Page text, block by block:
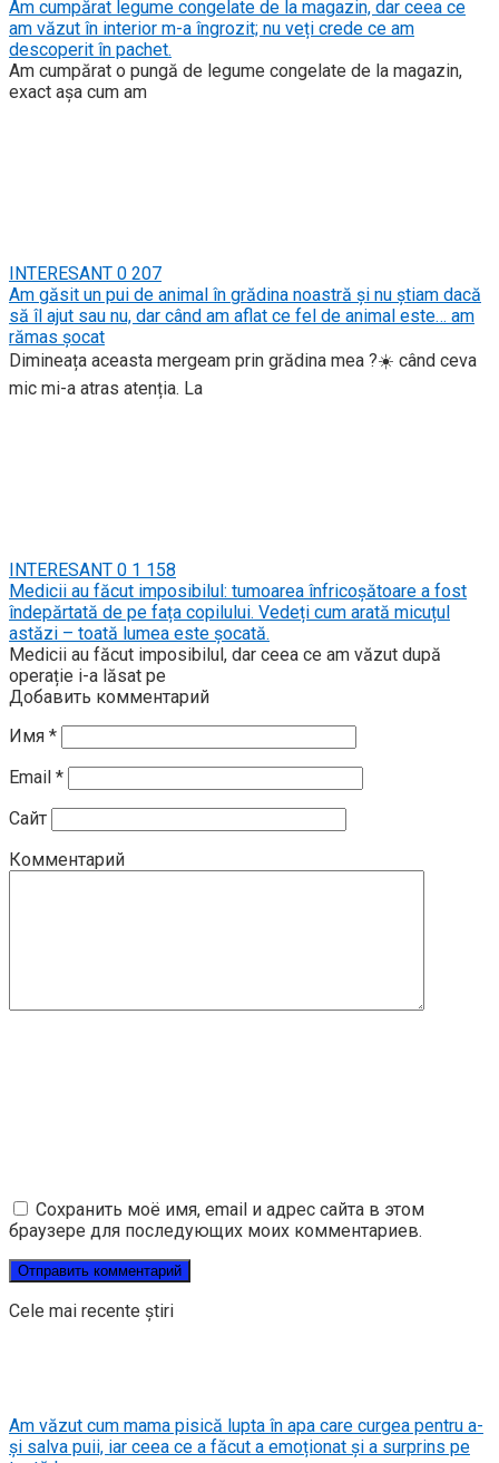
Am cumpărat legume congelate de la magazin, dar ceea ce
am văzut în interior m-a îngrozit; nu veți crede ce am
descoperit în pachet.
Am cumpărat o pungă de legume congelate de la magazin,
exact așa cum am
INTERESANT 0 207
Am găsit un pui de animal în grădina noastră și nu știam dacă
să îl ajut sau nu, dar când am aflat ce fel de animal este… am
rămas șocat
Dimineața aceasta mergeam prin grădina mea ?☀️ când ceva
mic mi-a atras atenția. La
INTERESANT 0 1 158
Medicii au făcut imposibilul: tumoarea înfricoșătoare a fost
îndepărtată de pe fața copilului. Vedeți cum arată micuțul
astăzi – toată lumea este șocată.
Medicii au făcut imposibilul, dar ceea ce am văzut după
operație i-a lăsat pe
Добавить комментарий
Имя *
Email *
Сайт
Комментарий
Сохранить моё имя, email и адрес сайта в этом
браузере для последующих моих комментариев.
Cele mai recente știri
Am văzut cum mama pisică lupta în apa care curgea pentru a-
și salva puii, iar ceea ce a făcut a emoționat și a surprins pe